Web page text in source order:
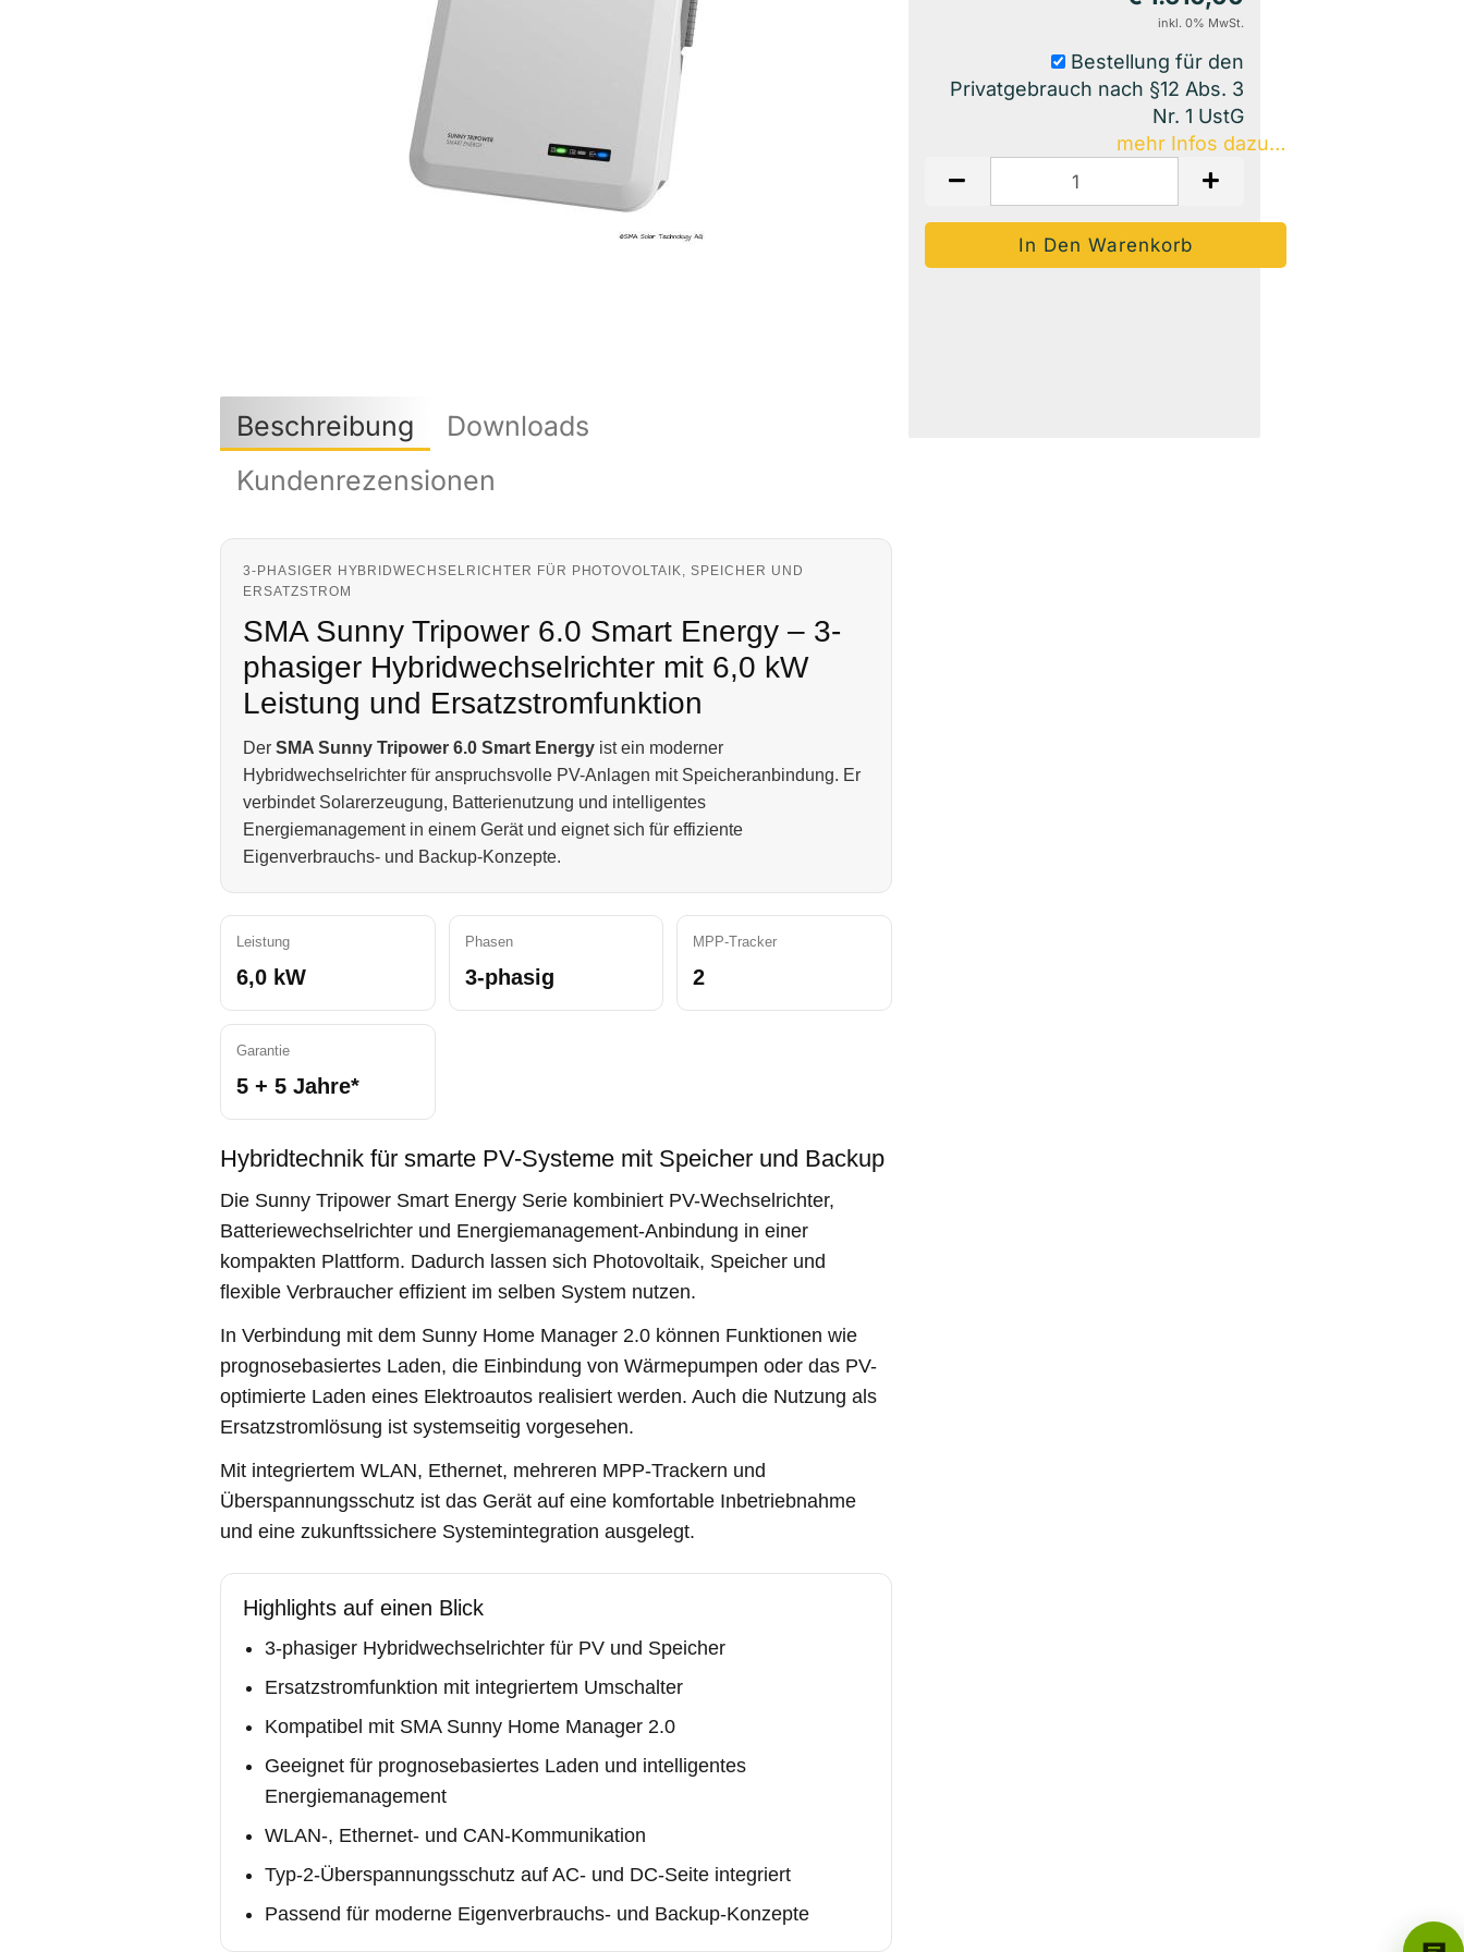
inkl. 0% MwSt.
Bestellung für den
Privatgebrauch nach §12 Abs. 3
Nr. 1 UstG
mehr Infos dazu…
Beschreibung
Downloads
Kundenrezensionen
3-PHASIGER HYBRIDWECHSELRICHTER FÜR PHOTOVOLTAIK, SPEICHER UND
ERSATZSTROM
SMA Sunny Tripower 6.0 Smart Energy – 3-
phasiger Hybridwechselrichter mit 6,0 kW
Leistung und Ersatzstromfunktion
Der SMA Sunny Tripower 6.0 Smart Energy ist ein moderner
Hybridwechselrichter für anspruchsvolle PV-Anlagen mit Speicheranbindung. Er
verbindet Solarerzeugung, Batterienutzung und intelligentes
Energiemanagement in einem Gerät und eignet sich für effiziente
Eigenverbrauchs- und Backup-Konzepte.
Leistung
6,0 kW
Phasen
3-phasig
MPP-Tracker
2
Garantie
5 + 5 Jahre*
Hybridtechnik für smarte PV-Systeme mit Speicher und Backup
Die Sunny Tripower Smart Energy Serie kombiniert PV-Wechselrichter,
Batteriewechselrichter und Energiemanagement-Anbindung in einer
kompakten Plattform. Dadurch lassen sich Photovoltaik, Speicher und
flexible Verbraucher effizient im selben System nutzen.
In Verbindung mit dem Sunny Home Manager 2.0 können Funktionen wie
prognosebasiertes Laden, die Einbindung von Wärmepumpen oder das PV-
optimierte Laden eines Elektroautos realisiert werden. Auch die Nutzung als
Ersatzstromlösung ist systemseitig vorgesehen.
Mit integriertem WLAN, Ethernet, mehreren MPP-Trackern und
Überspannungsschutz ist das Gerät auf eine komfortable Inbetriebnahme
und eine zukunftssichere Systemintegration ausgelegt.
Highlights auf einen Blick
3-phasiger Hybridwechselrichter für PV und Speicher
Ersatzstromfunktion mit integriertem Umschalter
Kompatibel mit SMA Sunny Home Manager 2.0
Geeignet für prognosebasiertes Laden und intelligentes
Energiemanagement
WLAN-, Ethernet- und CAN-Kommunikation
Typ-2-Überspannungsschutz auf AC- und DC-Seite integriert
Passend für moderne Eigenverbrauchs- und Backup-Konzepte